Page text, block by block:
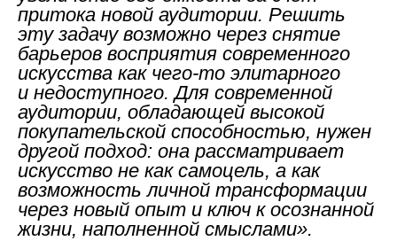
притока новой аудитории. Решить
эту задачу возможно через снятие
барьеров восприятия современного
искусства как чего-то элитарного
и недоступного. Для современной
аудитории, обладающей высокой
покупательской способностью, нужен
другой подход: она рассматривает
искусство не как самоцель, а как
возможность личной трансформации
через новый опыт и ключ к осознанной
жизни, наполненной смыслами».